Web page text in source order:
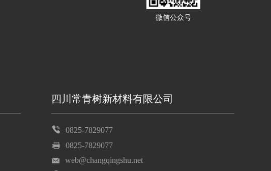
微信公众号
四川常青树新材料有限公司
0825-7829077
0825-7829077
web@changqingshu.net